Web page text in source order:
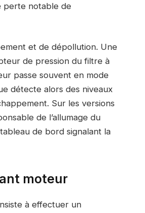
perte notable de
et de dépollution. Une
de pression du filtre à
passe souvent en mode
détecte alors des niveaux
Sur les versions
de l’allumage du
de bord signalant la
moteur
à effectuer un